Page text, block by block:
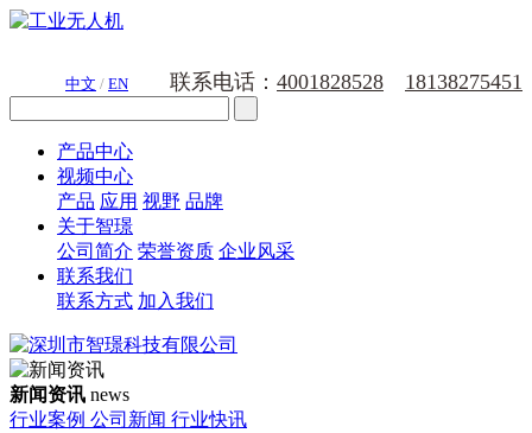
中文 / EN 联系电话： 4001828528 18138275451
产品中心
视频中心
产品 应用 视野 品牌
关于智璟
公司简介 荣誉资质 企业风采
联系我们
联系方式 加入我们
新闻资讯 news
行业案例 公司新闻 行业快讯